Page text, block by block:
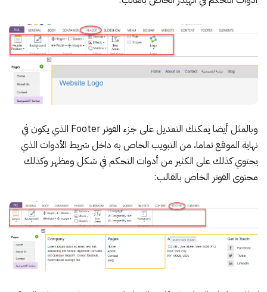
وبالمثل أيضا يمكنك التعديل على جزء الفوتر Footer الذي يكون في
نهاية الموقع تماما، من التبويب الخاص به داخل شريط الأدوات الذي
يحتوي كذلك على الكثير من أدوات التحكم في شكل ومظهر وكذلك
محتوى الفوتر الخاص بالقالب: